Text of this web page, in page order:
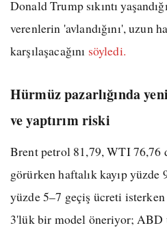
Donald Trump sıkıntı
verenlerin 'avlandığını', uzun
karşılaşacağını söyledi.
Hürmüz pazarlığında
ve yaptırım riski
Brent petrol 81,79, WTI 76,76
görürken haftalık kayıp yüzde
yüzde 5–7 geçiş ücreti
3'lük bir model öneriyor; ABD